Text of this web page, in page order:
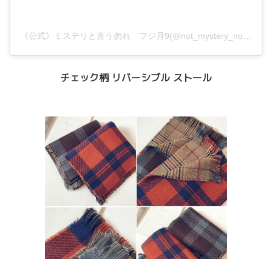
《公式》ミステリと言う勿れ フジ月9(@not_mystery_not)がシェアした投稿
チェック柄 リバーシブル ストール